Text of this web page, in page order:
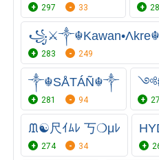
297 33
283 249
༒☬SÅTÁÑ☬༒
281 94
ᙢ☯尺ｲﾑﾚ 丂❍μﾚ
274 34